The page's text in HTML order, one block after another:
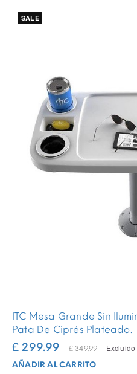
SALE
ITC Mesa Grande Sin
Pata De Ciprés Plateado.
£ 299.99 £ 349.99
AÑADIR AL CARRITO